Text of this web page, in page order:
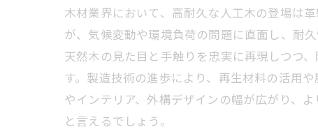
木材業界において、高耐久な人工木の登場は
が、気候変動や環境負荷の問題に直面し、耐
天然木の見た目と手触りを忠実に再現しつつ
す。製造技術の進歩により、再生材料の活用
やインテリア、外構デザインの幅が広がり、
と言えるでしょう。